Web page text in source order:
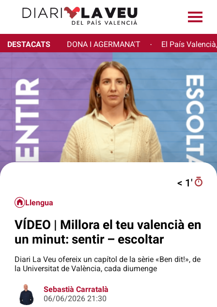
DESTACATS DONA I AGERMANA'T · El País
< 1′
Llengua
VÍDEO | Millora el teu valencià en
un minut: sentir – escoltar
Diari La Veu ofereix un capítol de la sèrie «Ben dit!», de
la Universitat de València, cada diumenge
Sebastià Carratalà
06/06/2026 21:30